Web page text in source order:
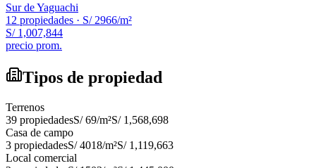
Sur de Yaguachi
12 propiedades · S/ 2966/m²
S/ 1,007,844
precio prom.
Tipos de propiedad
Terrenos
39 propiedadesS/ 69/m²S/ 1,568,698
Casa de campo
3 propiedadesS/ 4018/m²S/ 1,119,663
Local comercial